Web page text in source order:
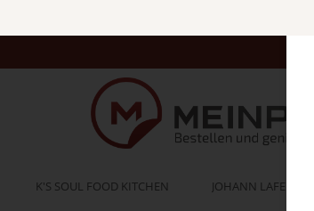
K'S SOUL FOOD KITCHEN JOHANN LAFER